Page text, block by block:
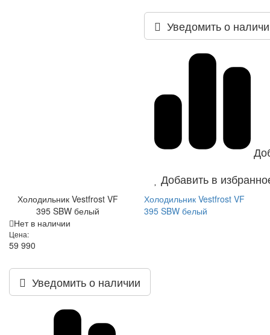
Уведомить о
Добавить в
Холодильник Vestfrost VF
395 SBW белый
Холодильник Vestfrost VF
395 SBW белый
Нет в наличии
Цена:
59 990
Уведомить о наличии